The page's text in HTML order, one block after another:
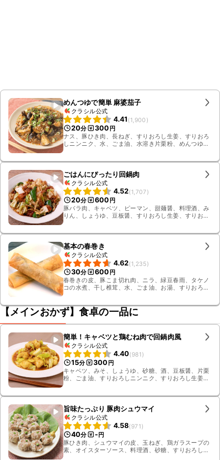
めんつゆで簡単 麻婆茄子
クラシル公式
4.41(1,900 )
20分 300 円
ナス、豚ひき肉、長ねぎ、すりおろし生姜、すりおろ
しニンニク、水、ごま油、水溶き片栗粉、めんつゆ、
ごはんにぴったり回鍋肉
クラシル公式
4.52(1,707 )
20分 600 円
豚バラ肉、キャベツ、ピーマン、甜麺醤、料理酒、み
りん、しょうゆ、豆板醤、すりおろし生姜、すりおろ
基本の春巻き
クラシル公式
4.62(1,235)
30分 600 円
春巻きの皮、豚こま切れ肉、ニラ、緑豆春雨、タケノ
コの水煮、干し椎茸、水、ごま油、お湯、すりおろし
【メインおかず】食卓の一品に
簡単！キャベツと鶏むね肉で回鍋肉風
クラシル公式
4.40(981 )
15分 300 円
キャベツ、みそ、しょうゆ、砂糖、酒、豆板醤、片栗
粉、ごま油、すりおろしニンニク、すりおろし生姜、
旨味たっぷり 豚肉シュウマイ
クラシル公式
4.58(971 )
40分 -円
豚ひき肉、シュウマイの皮、玉ねぎ、鶏ガラスープの
素、オイスターソース、料理酒、砂糖、すりおろし生